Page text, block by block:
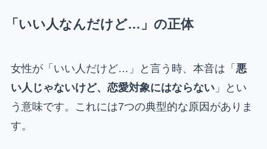
「いい人なんだけど…」の正体
女性が「いい人だけど…」と言う時、本音は「 悪
い人じゃないけど、恋愛対象にはならない」とい
う意味です。これには7つの典型的な原因がありま
す。